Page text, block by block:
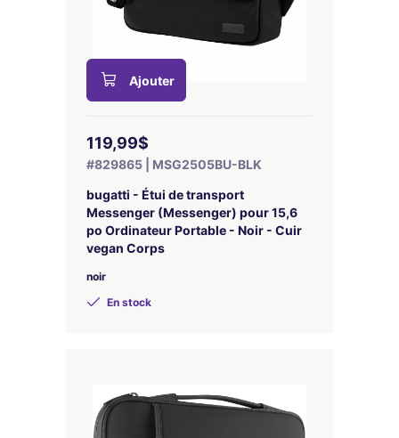
Ajouter
119,99$
#829865 | MSG2505BU-BLK
bugatti - Étui de transport
Messenger (Messenger) pour 15,6
po Ordinateur Portable - Noir - Cuir
vegan Corps
noir
En stock